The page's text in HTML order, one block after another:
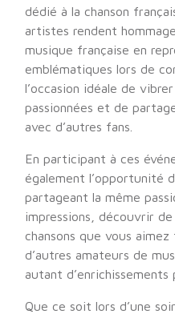
dédié à la chanson
artistes rendent
musique française en
emblématiques lors de
l’occasion idéale de
passionnées et de
avec d’autres fans.
En participant à ces
également l’opportunité
partageant la même
impressions, découvrir
chansons que vous
d’autres amateurs de
autant
Que ce soit lors d’une